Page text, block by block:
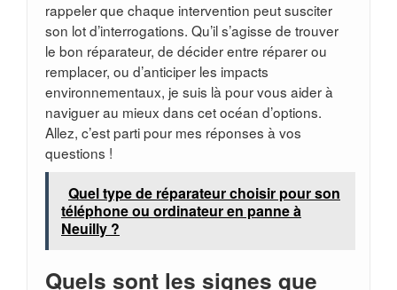
rappeler que chaque intervention peut susciter
son lot d’interrogations. Qu’il s’agisse de trouver
le bon réparateur, de décider entre réparer ou
remplacer, ou d’anticiper les impacts
environnementaux, je suis là pour vous aider à
naviguer au mieux dans cet océan d’options.
Allez, c’est parti pour mes réponses à vos
questions !
Quel type de réparateur choisir pour son
téléphone ou ordinateur en panne à
Neuilly ?
Quels sont les signes que